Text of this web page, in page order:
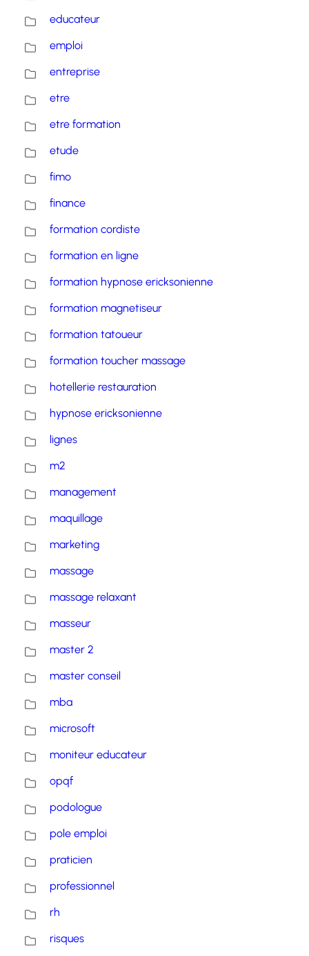
educateur
emploi
entreprise
etre
etre formation
etude
fimo
finance
formation cordiste
formation en ligne
formation hypnose ericksonienne
formation magnetiseur
formation tatoueur
formation toucher massage
hotellerie restauration
hypnose ericksonienne
lignes
m2
management
maquillage
marketing
massage
massage relaxant
masseur
master 2
master conseil
mba
microsoft
moniteur educateur
opqf
podologue
pole emploi
praticien
professionnel
rh
risques